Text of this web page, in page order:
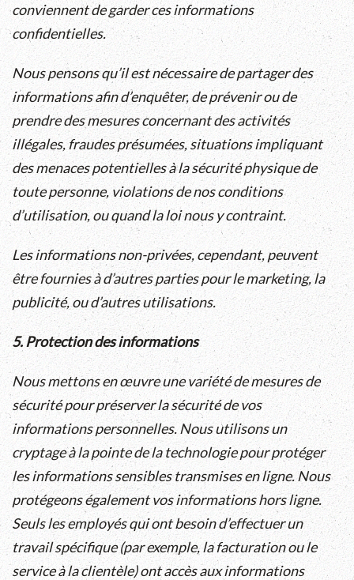
conviennent de garder ces informations
confidentielles.
Nous pensons qu’il est nécessaire de partager des
informations afin d’enquêter, de prévenir ou de
prendre des mesures concernant des activités
illégales, fraudes présumées, situations impliquant
des menaces potentielles à la sécurité physique de
toute personne, violations de nos conditions
d’utilisation, ou quand la loi nous y contraint.
Les informations non-privées, cependant, peuvent
être fournies à d’autres parties pour le marketing, la
publicité, ou d’autres utilisations.
5. Protection des informations
Nous mettons en œuvre une variété de mesures de
sécurité pour préserver la sécurité de vos
informations personnelles. Nous utilisons un
cryptage à la pointe de la technologie pour protéger
les informations sensibles transmises en ligne. Nous
protégeons également vos informations hors ligne.
Seuls les employés qui ont besoin d’effectuer un
travail spécifique (par exemple, la facturation ou le
service à la clientèle) ont accès aux informations